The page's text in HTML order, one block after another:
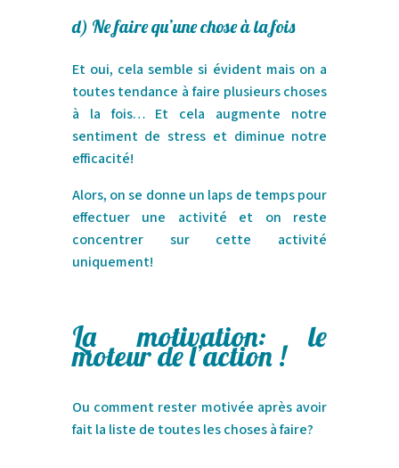
d) Ne faire qu’une chose à la fois
Et oui, cela semble si évident mais on a
toutes tendance à faire plusieurs choses
à la fois… Et cela augmente notre
sentiment de stress et diminue notre
efficacité!
Alors, on se donne un laps de temps pour
effectuer une activité et on reste
concentrer sur cette activité
uniquement!
La motivation: le
moteur de l’action !
Ou comment rester motivée après avoir
fait la liste de toutes les choses à faire?